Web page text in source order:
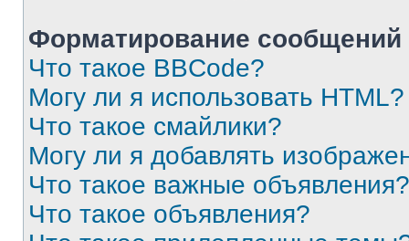
Форматирование
Что такое BBCode?
Могу ли я использовать HTML?
Что такое смайлики?
Могу ли я добавлять
Что такое важные объявления?
Что такое объявления?